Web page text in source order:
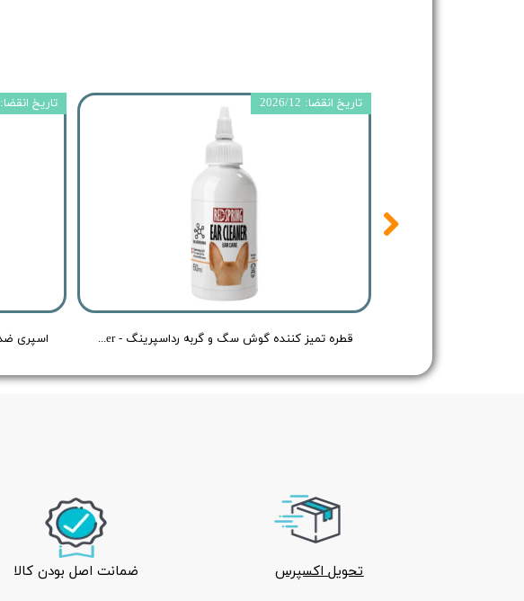
تاریخ انقضا: 2025/05
قطره تمیز کننده گوش سگ و گربه رداسپرینگ - Redspring Ear Cleaner - حجم 60 میلی لیتر
تاریخ انقضا: 2026/12
تحویل اکسپرس ضمانت اصل بودن کالا